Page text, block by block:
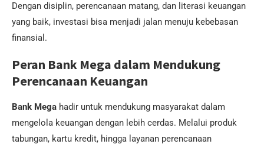
Dengan disiplin, perencanaan matang, dan literasi keuangan
yang baik, investasi bisa menjadi jalan menuju kebebasan
finansial.
Peran Bank Mega dalam Mendukung
Perencanaan Keuangan
Bank Mega hadir untuk mendukung masyarakat dalam
mengelola keuangan dengan lebih cerdas. Melalui produk
tabungan, kartu kredit, hingga layanan perencanaan